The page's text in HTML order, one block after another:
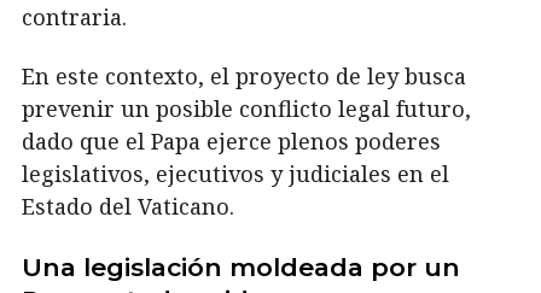
contraria.
En este contexto, el proyecto de ley busca
prevenir un posible conflicto legal futuro,
dado que el Papa ejerce plenos poderes
legislativos, ejecutivos y judiciales en el
Estado del Vaticano.
Una legislación moldeada por un